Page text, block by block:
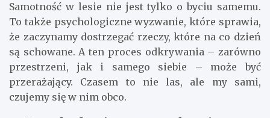
Samotność w lesie nie jest tylko o byciu samemu.
To także psychologiczne wyzwanie, które sprawia,
że zaczynamy dostrzegać rzeczy, które na co dzień
są schowane. A ten proces odkrywania – zarówno
przestrzeni, jak i samego siebie – może być
przerażający. Czasem to nie las, ale my sami,
czujemy się w nim obco.